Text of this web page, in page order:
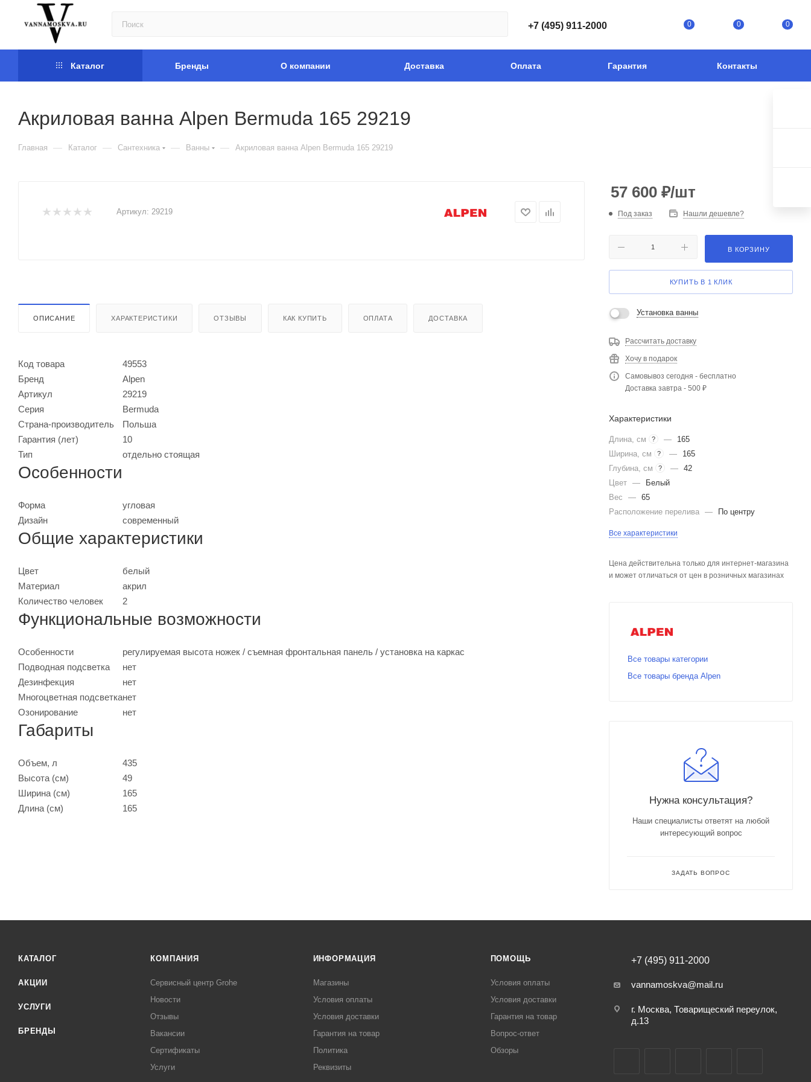
+7 (495) 911-2000 0 0 0
Каталог Бренды О компании Доставка Оплата Гарантия Контакты
Акриловая ванна Alpen Bermuda 165 29219
Главная — Каталог — Сантехника — Ванны — Акриловая ванна Alpen Bermuda 165 29219
Артикул: 29219
ОПИСАНИЕ ХАРАКТЕРИСТИКИ ОТЗЫВЫ КАК КУПИТЬ ОПЛАТА ДОСТАВКА
Код товара
49553
Бренд
Alpen
Артикул
29219
Серия
Bermuda
Страна-производитель
Польша
Гарантия (лет)
10
Тип
отдельно стоящая
Особенности
Форма
угловая
Дизайн
современный
Общие характеристики
Цвет
белый
Материал
акрил
Количество человек
2
Функциональные возможности
Особенности
регулируемая высота ножек / съемная фронтальная панель / установка на каркас
Подводная подсветка
нет
Дезинфекция
нет
Многоцветная подсветканет
Озонирование
нет
Габариты
Объем, л
435
Высота (см)
49
Ширина (см)
165
Длина (см)
165
57 600 ₽/шт
Под заказ Нашли дешевле?
В КОРЗИНУ
КУПИТЬ В 1 КЛИК
Установка ванны
Рассчитать доставку
Хочу в подарок
Самовывоз сегодня - бесплатно
Доставка завтра - 500 ₽
Характеристики
Длина, см ? —
165
Ширина, см
? —
165
Глубина, см
? — 42
Цвет —
Белый
Вес
— 65
Расположение перелива — По центру
Все характеристики
Цена действительна только для интернет-магазина
и может отличаться от цен в розничных магазинах
Все товары категории
Все товары бренда Alpen
Нужна консультация?
Наши специалисты ответят на любой
интересующий вопрос
ЗАДАТЬ ВОПРОС
КАТАЛОГ
АКЦИИ
УСЛУГИ
БРЕНДЫ
КОМПАНИЯ
Сервисный центр Grohe
Новости
Отзывы
Вакансии
Сертификаты
Услуги
ИНФОРМАЦИЯ
Магазины
Условия оплаты
Условия доставки
Гарантия на товар
Политика
Реквизиты
ПОМОЩЬ
Условия оплаты
Условия доставки
Гарантия на товар
Вопрос-ответ
Обзоры
+7 (495) 911-2000
vannamoskva@mail.ru
г. Москва, Товарищеский переулок,
д.13